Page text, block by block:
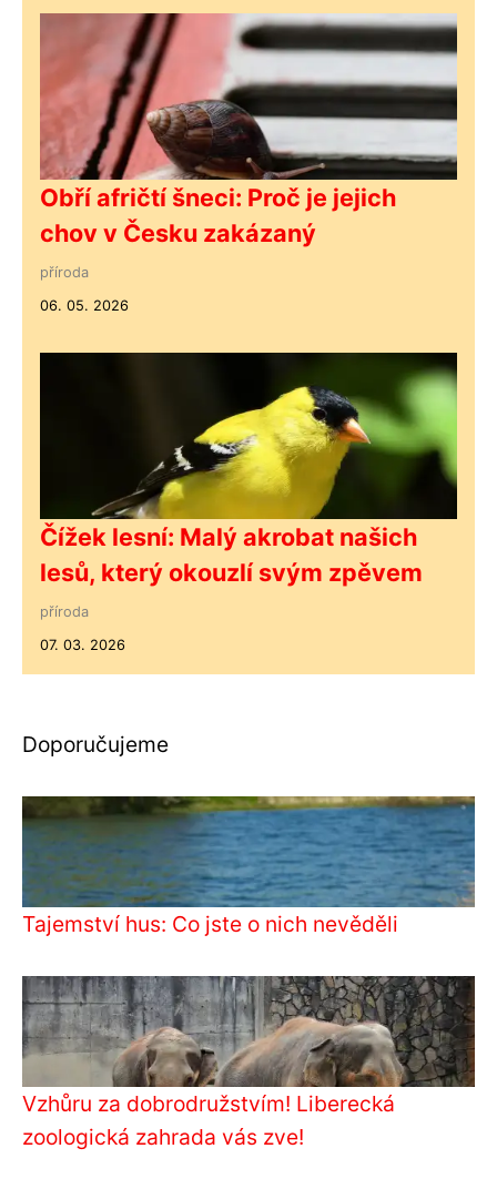
Obří afričtí šneci: Proč je jejich
chov v Česku zakázaný
příroda
06. 05. 2026
Čížek lesní: Malý akrobat našich
lesů, který okouzlí svým zpěvem
příroda
07. 03. 2026
Doporučujeme
Tajemství hus: Co jste o nich nevěděli
Vzhůru za dobrodružstvím! Liberecká
zoologická zahrada vás zve!